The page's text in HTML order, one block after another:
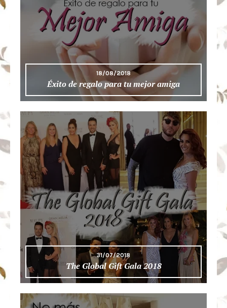
18/08/2018
Éxito de regalo para tu mejor amiga
31/07/2018
The Global Gift Gala 2018